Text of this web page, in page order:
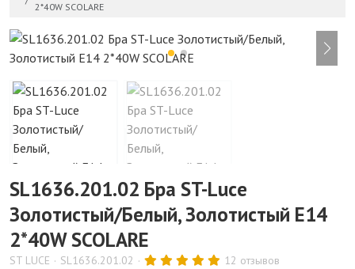
2*40W SCOLARE
SL1636.201.02 Бра ST-Luce
Золотистый/Белый, Золотистый E14
2*40W SCOLARE
ST LUCE SL1636.201.02 12 отзывов